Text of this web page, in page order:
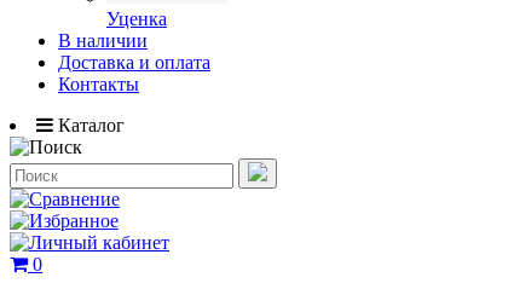
Уценка
В наличии
Доставка и оплата
Контакты
Каталог
0